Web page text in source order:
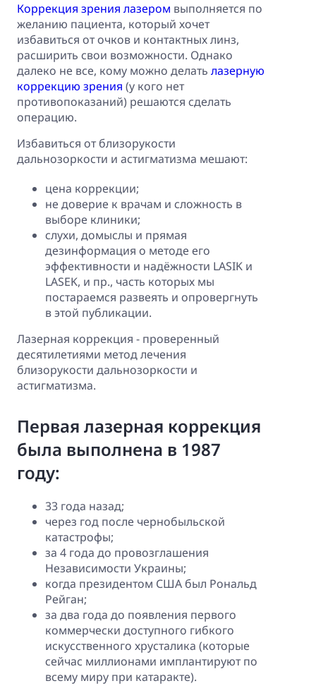
Коррекция зрения лазером выполняется по
желанию пациента, который хочет
избавиться от очков и контактных линз,
расширить свои возможности. Однако
далеко не все, кому можно делать лазерную
коррекцию зрения (у кого нет
противопоказаний) решаются сделать
операцию.
Избавиться от близорукости
дальнозоркости и астигматизма мешают:
цена коррекции;
не доверие к врачам и сложность в
выборе клиники;
слухи, домыслы и прямая
дезинформация о методе его
эффективности и надёжности LASIK и
LASEK, и пр., часть которых мы
постараемся развеять и опровергнуть
в этой публикации.
Лазерная коррекция - проверенный
десятилетиями метод лечения
близорукости дальнозоркости и
астигматизма.
Первая лазерная коррекция
была выполнена в 1987
году:
33 года назад;
через год после чернобыльской
катастрофы;
за 4 года до провозглашения
Независимости Украины;
когда президентом США был Рональд
Рейган;
за два года до появления первого
коммерчески доступного гибкого
искусственного хрусталика (которые
сейчас миллионами имплантируют по
всему миру при катаракте).